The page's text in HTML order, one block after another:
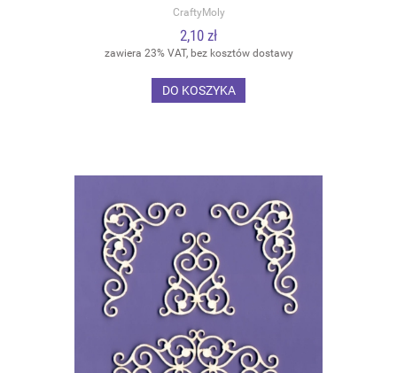
CraftyMoly
2,10 zł
zawiera 23% VAT, bez kosztów dostawy
DO KOSZYKA